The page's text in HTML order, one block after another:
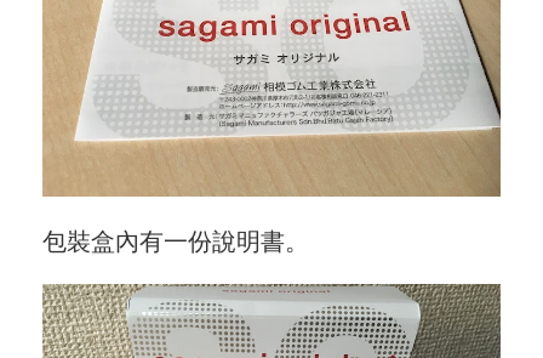
包裝盒內有一份說明書。